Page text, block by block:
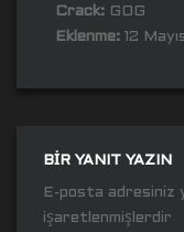
Crack: GOG
Eklenme: 12
BIR YANIT YAZIN
E-posta adresiniz
işaretlenmişlerdir